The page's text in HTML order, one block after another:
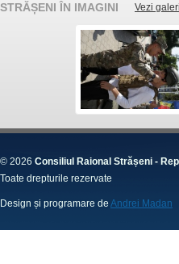
STRĂȘENI ÎN IMAGINI Vezi
© 2026 Consiliul Raional Strășeni -
Toate drepturile rezervate
Design și programare de Andrei Madan